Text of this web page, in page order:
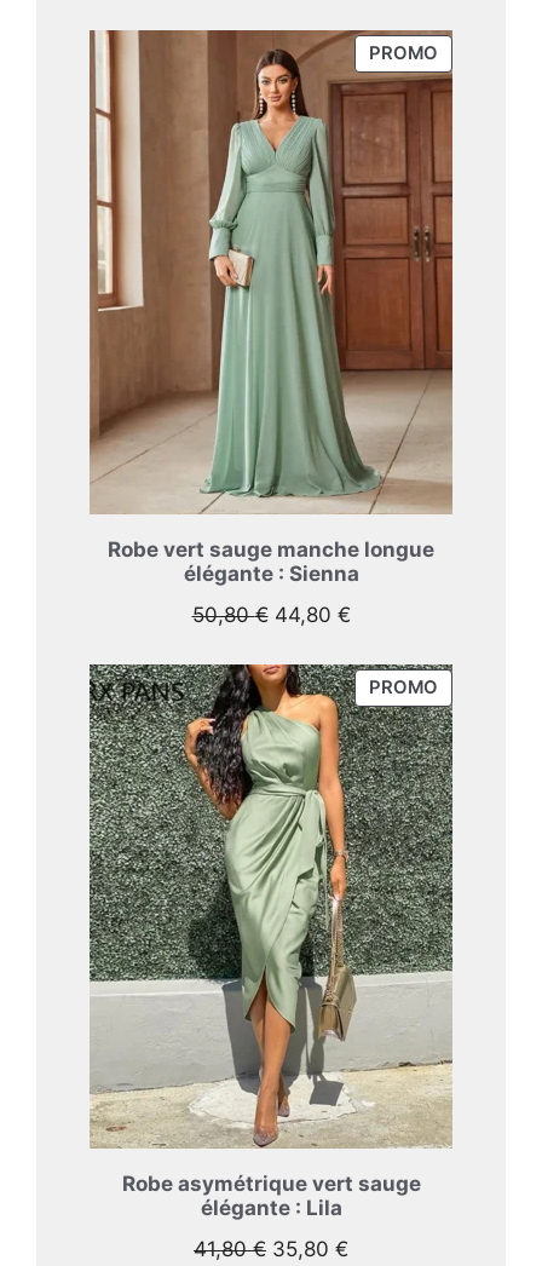
initial
était :
69,99 €.
actuel
est :
55,99 €.
PROMOPRODUIT
EN
Robe vert sauge manche longue
élégante : Sienna
50,80€ Le
initial
était :
50,80 €.
44,80 €Le
actuel
est :
44,80 €.
PROMOPRODUIT
EN
Robe asymétrique vert sauge
élégante : Lila
41,80€ Le
35,80 €